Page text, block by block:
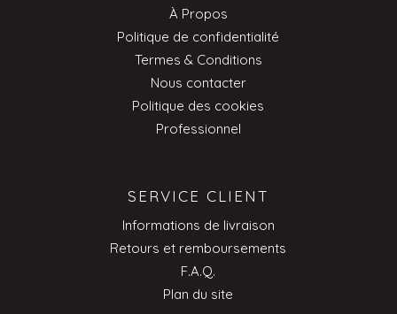
À Propos
Politique de confidentialité
Termes & Conditions
Nous contacter
Politique des cookies
Professionnel
SERVICE CLIENT
Informations de livraison
Retours et remboursements
F.A.Q.
Plan du site